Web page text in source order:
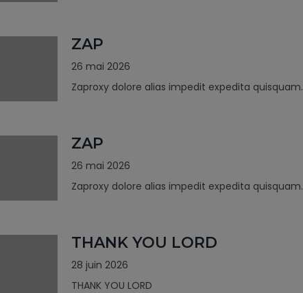
ZAP
26 mai 2026
Zaproxy dolore alias impedit expedita quisquam.
ZAP
26 mai 2026
Zaproxy dolore alias impedit expedita quisquam.
THANK YOU LORD
28 juin 2026
THANK YOU LORD